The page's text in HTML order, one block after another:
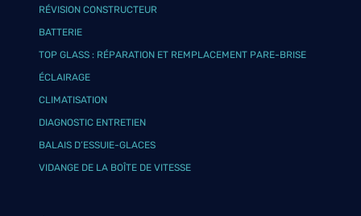
RÉVISION CONSTRUCTEUR
BATTERIE
TOP GLASS : RÉPARATION ET REMPLACEMENT PARE-BRISE
ÉCLAIRAGE
CLIMATISATION
DIAGNOSTIC ENTRETIEN
BALAIS D’ESSUIE-GLACES
VIDANGE DE LA BOÎTE DE VITESSE